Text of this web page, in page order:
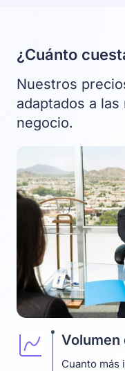
¿Cuánto
Nuestros
adaptados a
negocio.
Volumen
Cuanto más